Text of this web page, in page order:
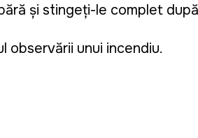
și stingeți-le complet
observării unui incendiu.